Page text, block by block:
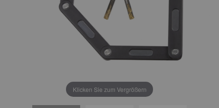
Klicken Sie zum Vergrößern